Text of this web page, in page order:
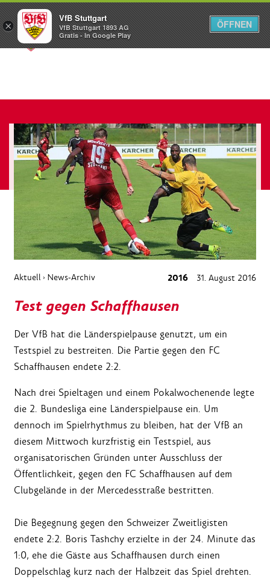
Menü
Aktuell › News-Archiv 2016 31. August 2016
Test gegen Schaffhausen
Der VfB hat die Länderspielpause genutzt, um ein
Testspiel zu bestreiten. Die Partie gegen den FC
Schaffhausen endete 2:2.
Nach drei Spieltagen und einem Pokalwochenende legte
die 2. Bundesliga eine Länderspielpause ein. Um
dennoch im Spielrhythmus zu bleiben, hat der VfB an
diesem Mittwoch kurzfristig ein Testspiel, aus
organisatorischen Gründen unter Ausschluss der
Öffentlichkeit, gegen den FC Schaffhausen auf dem
Clubgelände in der Mercedesstraße bestritten.
Die Begegnung gegen den Schweizer Zweitligisten
endete 2:2. Boris Tashchy erzielte in der 24. Minute das
1:0, ehe die Gäste aus Schaffhausen durch einen
Doppelschlag kurz nach der Halbzeit das Spiel drehten.
×
VfB Stuttgart
VfB Stuttgart 1893 AG
Gratis - In Google Play
ÖFFNEN